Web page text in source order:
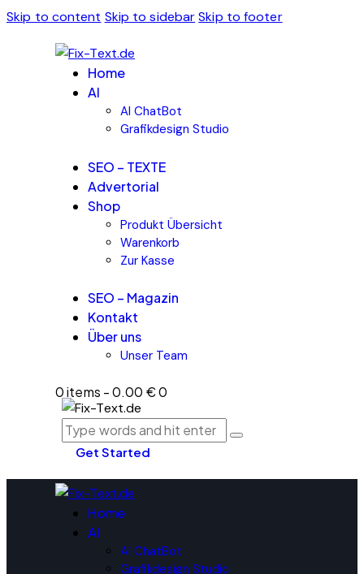
Skip to content Skip to sidebar Skip to footer
Home
AI
AI ChatBot
Grafikdesign Studio
SEO – TEXTE
Advertorial
Shop
Produkt Übersicht
Warenkorb
Zur Kasse
SEO – Magazin
Kontakt
Über uns
Unser Team
0 items -0.00 €0
Get Started
Home
AI
AI ChatBot
Grafikdesign Studio